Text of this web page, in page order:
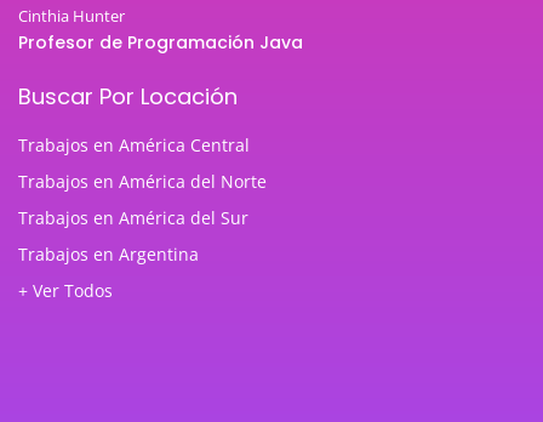
Cinthia Hunter
Profesor de Programación Java
Buscar Por Locación
Trabajos en América Central
Trabajos en América del Norte
Trabajos en América del Sur
Trabajos en Argentina
+ Ver Todos